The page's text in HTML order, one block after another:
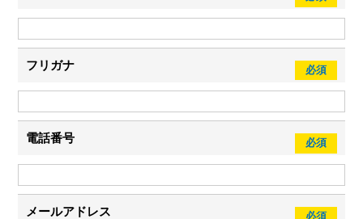
フリガナ
電話番号
メールアドレス